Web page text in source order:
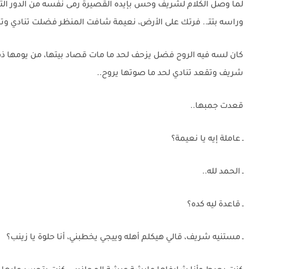
لما وصل الكلام لشريف وحس بإيده القصيرة رمى نفسه من الدور
وراسه بتتـ.. فرتك على الأرض، نعيمة شافت المنظر فضلت تنادي
كان لسه فيه الروح فضل يزحف لحد ما مات قصاد بيتها، من
شريف وتقعد تنادي لحد ما صوتها يروح..
قعدت جمبها..
ـ عاملة إيه يا نعيمة؟
ـ الحمد لله..
ـ قاعدة ليه كده؟
ـ مستنيه شريف، قالي هيكلم أهله وييجي يخطبني، أنا حلوة يا زينب؟